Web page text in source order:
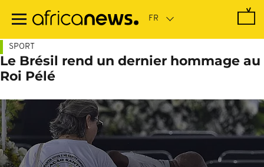
contenu
SPORT
Le Brésil rend un dernier hommage au
Roi Pélé